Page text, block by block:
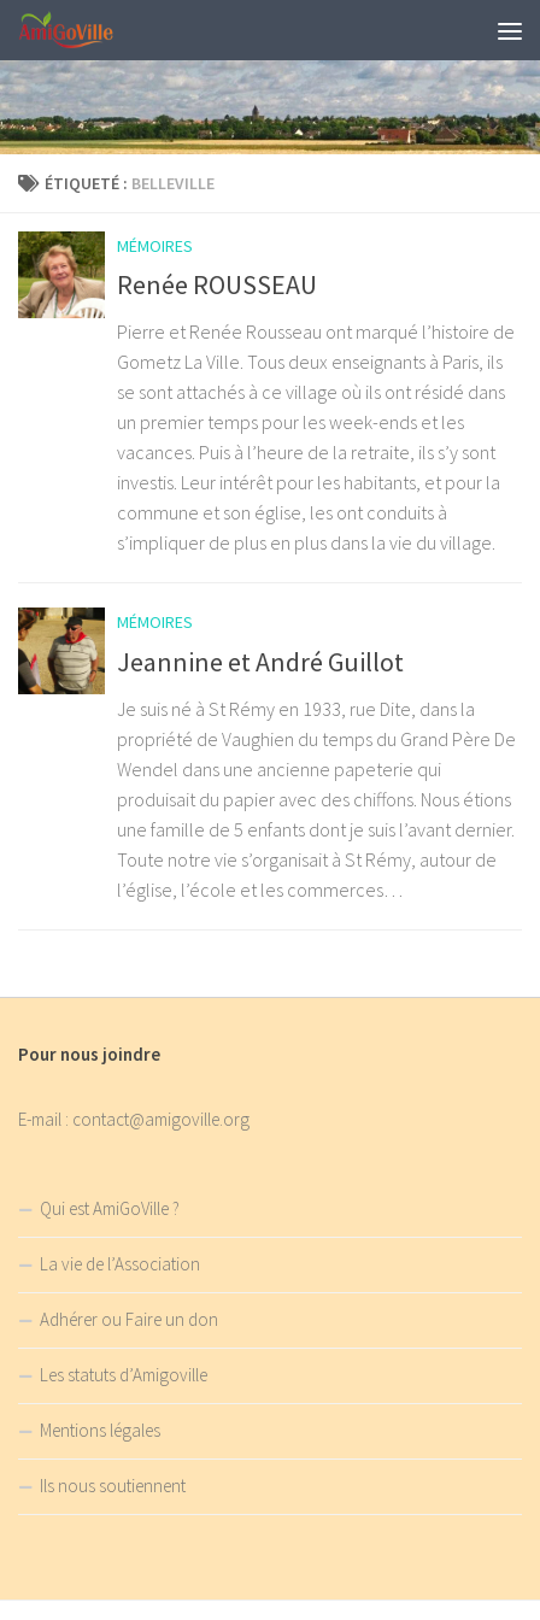
Skip to content
ÉTIQUETÉ : BELLEVILLE
MÉMOIRES
Renée ROUSSEAU
Pierre et Renée Rousseau ont marqué l’histoire de
Gometz La Ville. Tous deux enseignants à Paris, ils
se sont attachés à ce village où ils ont résidé dans
un premier temps pour les week-ends et les
vacances. Puis à l’heure de la retraite, ils s’y sont
investis. Leur intérêt pour les habitants, et pour la
commune et son église, les ont conduits à
s’impliquer de plus en plus dans la vie du village.
MÉMOIRES
Jeannine et André Guillot
Je suis né à St Rémy en 1933, rue Dite, dans la
propriété de Vaughien du temps du Grand Père De
Wendel dans une ancienne papeterie qui
produisait du papier avec des chiffons. Nous étions
une famille de 5 enfants dont je suis l’avant dernier.
Toute notre vie s’organisait à St Rémy, autour de
l’église, l’école et les commerces…
Pour nous joindre
E-mail : contact@amigoville.org
Qui est AmiGoVille ?
La vie de l’Association
Adhérer ou Faire un don
Les statuts d’Amigoville
Mentions légales
Ils nous soutiennent